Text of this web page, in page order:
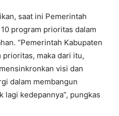
saat ini Pemerintah
program prioritas dalam
“Pemerintah Kabupaten
prioritas, maka dari itu,
visi dan
dalam membangun
lagi kedepannya”, pungkas